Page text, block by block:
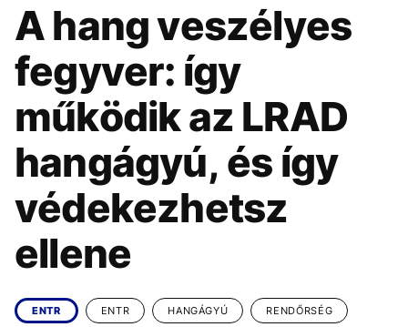
ZENE DIVAT
KULTÚRA ENTR
FILM + SOROZAT TECH-TUDOMÁNY
SPORT TÁRSADALOM
KÖZÉLET UTAZÁS
ÉLETMÓD DESIGN
BESZÉLGETÉSEK
VIDEÓ TÖRTÉNETEK
DUNA KONCERT
ARIANA GRANDE KÁVÉ
ENERGIAVÁLSÁG MADONNA
FIDESZ
CHRISTOPHER
NOLAN
A hang veszélyes
fegyver: így
működik az LRAD
hangágyú, és így
védekezhetsz
ellene
ENTR ENTR HANGÁGYÚ RENDŐRSÉG